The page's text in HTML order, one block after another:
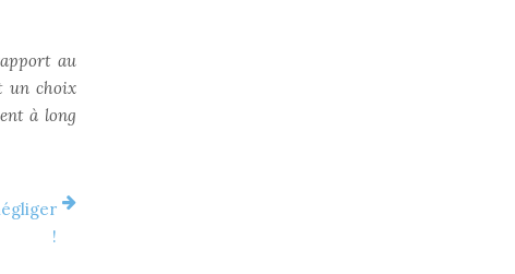
au
un choix
à long
!